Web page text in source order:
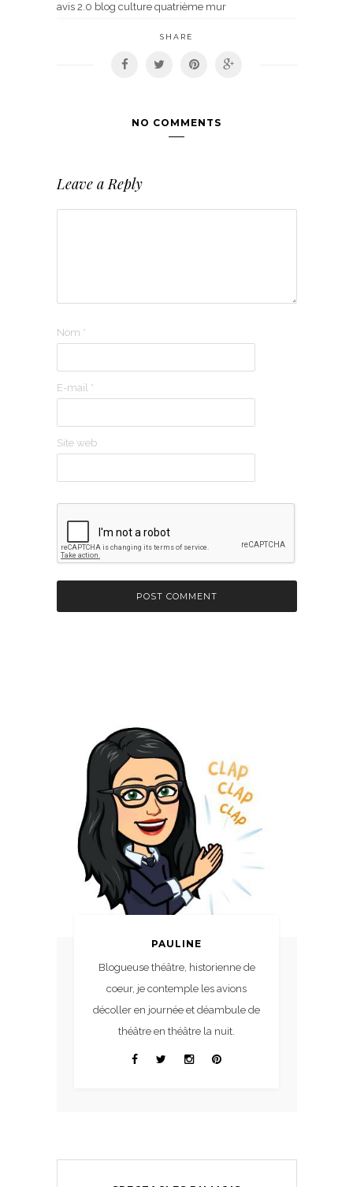
avis 2.0 blog culture quatrième mur
SHARE
NO COMMENTS
Leave a Reply
Nom *
E-mail *
Site web
PAULINE
Blogueuse théâtre, historienne de
coeur, je contemple les avions
décoller en journée et déambule de
théâtre en théâtre la nuit.